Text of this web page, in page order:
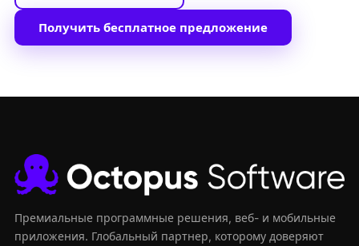
Получить бесплатное предложение
Премиальные программные решения, веб- и мобильные
приложения. Глобальный партнер, которому доверяют